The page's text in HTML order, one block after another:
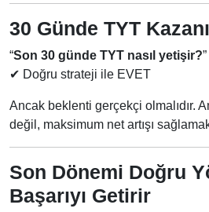
30 Günde TYT
“Son 30 günde TYT nasıl yetişir?
✔ Doğru strateji ile EVET
Ancak beklenti gerçekçi olmalıdır.
değil, maksimum net artışı
Son Dönemi Doğru
Başarıyı Getirir